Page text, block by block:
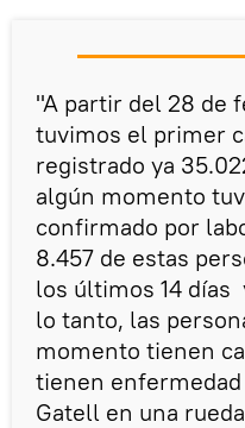
"A partir del 28 de
tuvimos el primer
registrado ya
algún momento
confirmado por
8.457 de estas
los últimos 14
lo tanto, las
momento tienen
tienen
Gatell en una